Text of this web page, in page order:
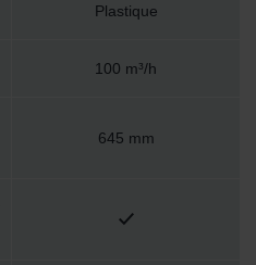
Plastique
100 m³/h
645 mm